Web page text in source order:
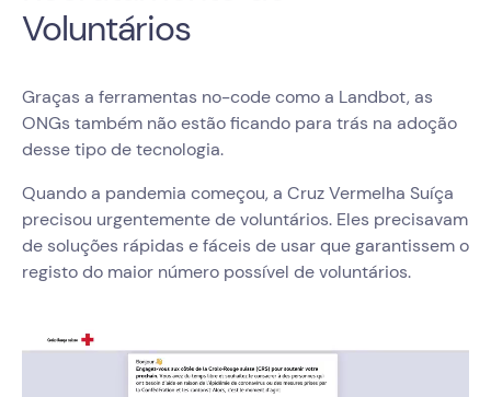
Voluntários
Graças a ferramentas no-code como a Landbot, as
ONGs também não estão ficando para trás na adoção
desse tipo de tecnologia.
Quando a pandemia começou, a Cruz Vermelha Suíça
precisou urgentemente de voluntários. Eles precisavam
de soluções rápidas e fáceis de usar que garantissem o
registo do maior número possível de voluntários.